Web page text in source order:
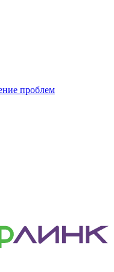
проблем